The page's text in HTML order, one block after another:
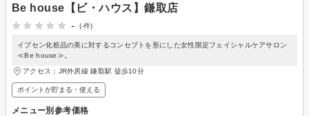
Be house【ビ・ハウス】鎌取店
-
(-件)
イプセン化粧品の美に対するコンセプトを形にした女性限定フェイシャルケアサロン
≪Be house≫。
アクセス：JR外房線 鎌取駅 徒歩10分
ポイントが貯まる・使える
メニュー別参考価格